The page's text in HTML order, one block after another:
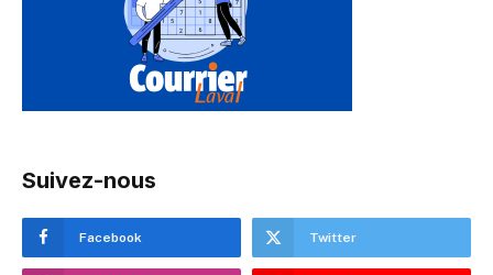
Suivez-nous
Facebook Twitter